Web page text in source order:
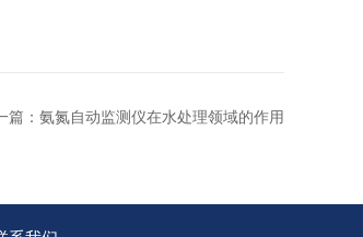
篇： 氨氮自动监测仪在水处理领域的作用